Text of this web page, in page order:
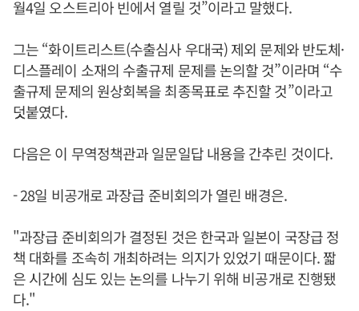
월4일 오스트리아 빈에서 열릴 것”이라고 말했다.
그는 “화이트리스트(수출심사 우대국) 제외 문제와 반도체·
디스플레이 소재의 수출규제 문제를 논의할 것”이라며 “수
출규제 문제의 원상회복을 최종목표로 추진할 것”이라고
덧붙였다.
다음은 이 무역정책관과 일문일답 내용을 간추린 것이다.
- 28일 비공개로 과장급 준비회의가 열린 배경은.
"과장급 준비회의가 결정된 것은 한국과 일본이 국장급 정
책 대화를 조속히 개최하려는 의지가 있었기 때문이다. 짧
은 시간에 심도 있는 논의를 나누기 위해 비공개로 진행됐
다."